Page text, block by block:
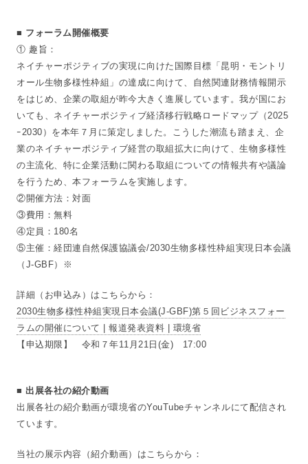
■ フォーラム開催概要
① 趣旨：
ネイチャーポジティブの実現に向けた国際目標「昆明・モントリ
オール生物多様性枠組」の達成に向けて、自然関連財務情報開示
をはじめ、企業の取組が昨今大きく進展しています。我が国にお
いても、ネイチャーポジティブ経済移行戦略ロードマップ（2025
ｰ2030）を本年７月に策定しました。こうした潮流も踏まえ、企
業のネイチャーポジティブ経営の取組拡大に向けて、生物多様性
の主流化、特に企業活動に関わる取組についての情報共有や議論
を行うため、本フォーラムを実施します。
②開催方法：対面
③費用：無料
④定員：180名
⑤主催：経団連自然保護協議会/2030生物多様性枠組実現日本会議
（J-GBF）※
詳細（お申込み）はこちらから：
2030生物多様性枠組実現日本会議(J-GBF)第５回ビジネスフォー
ラムの開催について | 報道発表資料 | 環境省
【申込期限】 令和７年11月21日(金) 17:00
■ 出展各社の紹介動画
出展各社の紹介動画が環境省のYouTubeチャンネルにて配信され
ています。
当社の展示内容（紹介動画）はこちらから：